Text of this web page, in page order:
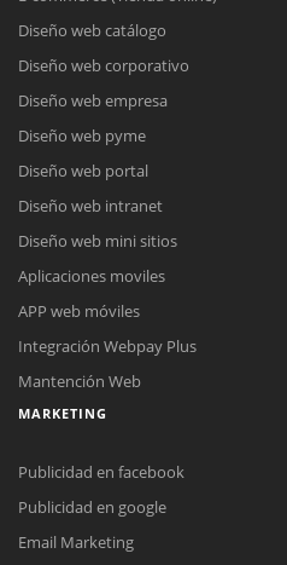
Diseño web catálogo
Diseño web corporativo
Diseño web empresa
Diseño web pyme
Diseño web portal
Diseño web intranet
Diseño web mini sitios
Aplicaciones moviles
APP web móviles
Integración Webpay Plus
Mantención Web
MARKETING
Publicidad en facebook
Publicidad en google
Email Marketing